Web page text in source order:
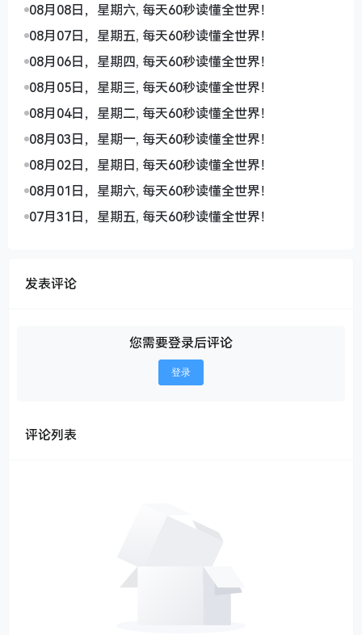
08月08日，星期六, 每天60秒读懂全世界！
08月07日，星期五, 每天60秒读懂全世界！
08月06日，星期四, 每天60秒读懂全世界！
08月05日，星期三, 每天60秒读懂全世界！
08月04日，星期二, 每天60秒读懂全世界！
08月03日，星期一, 每天60秒读懂全世界！
08月02日，星期日, 每天60秒读懂全世界！
08月01日，星期六, 每天60秒读懂全世界！
07月31日，星期五, 每天60秒读懂全世界！
发表评论
您需要登录后评论
登录
评论列表